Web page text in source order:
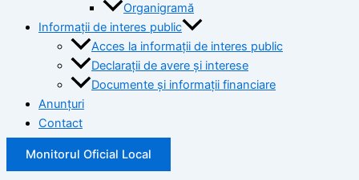
Organigramă
Informații de interes public
Acces la informații de interes public
Declarații de avere și interese
Documente și informații financiare
Anunțuri
Contact
Monitorul Oficial Local